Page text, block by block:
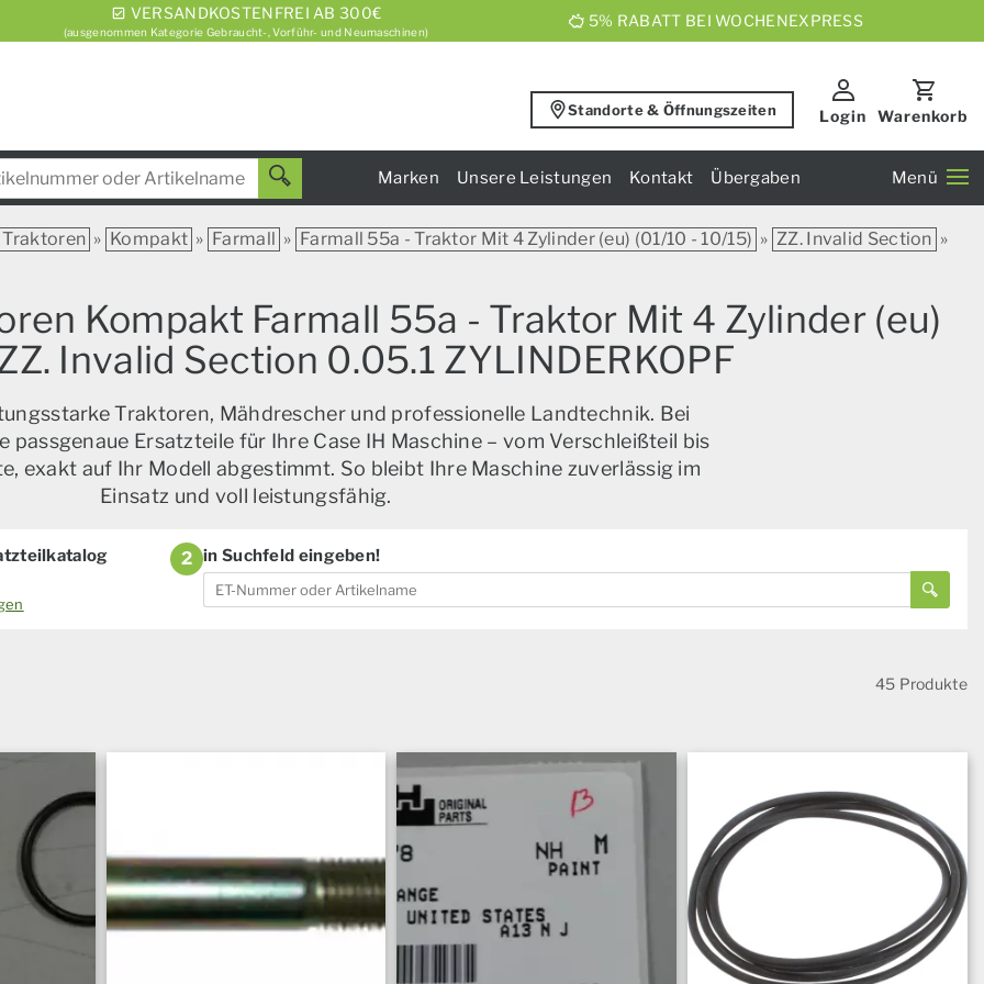
VERSANDKOSTENFREI AB 300€
(ausgenommen Kategorie Gebraucht-, Vorführ- und Neumaschinen)
5% RABATT BEI WOCHENEXPRESS
Standorte & Öffnungszeiten Login Warenkorb
Marken Unsere Leistungen Kontakt Übergaben Menü
Traktoren » Kompakt » Farmall » Farmall 55a - Traktor Mit 4 Zylinder (eu) (01/10 - 10/15) » ZZ. Invalid Section »
Kompakt Farmall 55a - Traktor Mit 4 Zylinder (eu)
Invalid Section 0.05.1 ZYLINDERKOPF
Traktoren, Mähdrescher und professionelle Landtechnik. Bei
passgenaue Ersatzteile für Ihre Case IH Maschine – vom Verschleißteil bis
exakt auf Ihr Modell abgestimmt. So bleibt Ihre Maschine zuverlässig im
Einsatz und voll leistungsfähig.
2 in Suchfeld eingeben!
45 Produkte